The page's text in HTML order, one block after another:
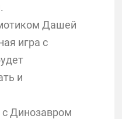
Дашей
игра с
и
с Динозавром